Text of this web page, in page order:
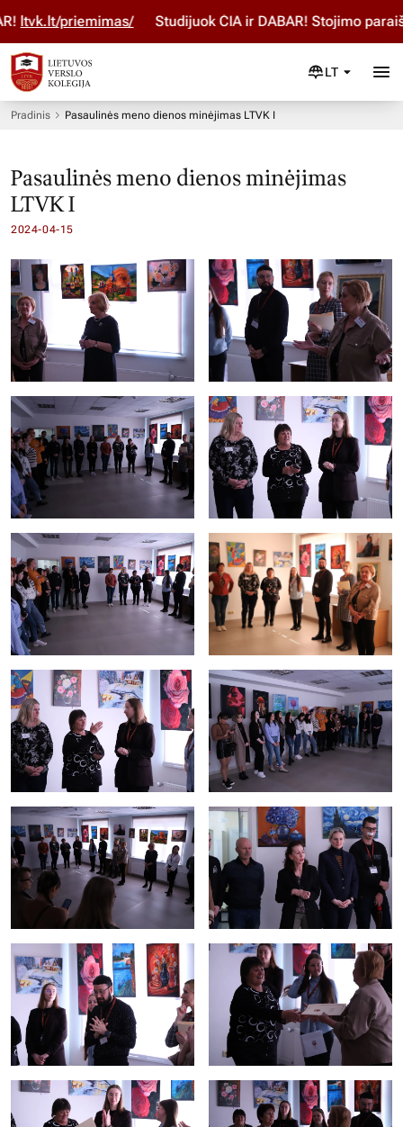
priemimas/ Studijuok ČIA ir DABAR! Stojimo paraišką
LT
Pradinis Pasaulinės meno dienos minėjimas LTVK I
Pasaulinės meno dienos minėjimas
LTVK I
2024-04-15